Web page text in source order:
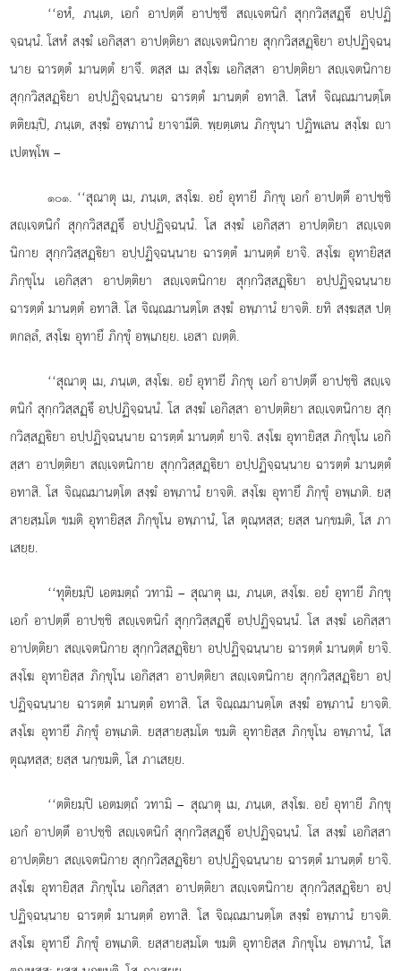
‘‘อหํ, ภนฺเต, เอกํ อาปตฺตึ อาปชฺชึ สฺเจตนิกํ สุกฺกวิสฺสฏฺึ อปฺปฏิ
จฺฉนฺนํ. โสหํ สงฺฆํ เอกิสฺสา อาปตฺติยา สฺเจตนิกาย สุกฺกวิสฺสฏฺิยา อปฺปฏิจฺฉนฺ
นาย ฉารตฺตํ มานตฺตํ ยาจึ. ตสฺส เม สงฺโฆ เอกิสฺสา อาปตฺติยา สฺเจตนิกาย
สุกฺกวิสฺสฏฺิยา อปฺปฏิจฺฉนฺนาย ฉารตฺตํ มานตฺตํ อทาสิ. โสหํ จิณฺณมานตฺโต
ตติยมฺปิ, ภนฺเต, สงฺฆํ อพฺภานํ ยาจามีติ. พฺยตฺเตน ภิกฺขุนา ปฏิพเลน สงฺโฆ า
เปตพฺโพ –
๑๐๑. ‘‘สุณาตุ เม, ภนฺเต, สงฺโฆ. อยํ อุทายี ภิกฺขุ เอกํ อาปตฺตึ อาปชฺชิ
สฺเจตนิกํ สุกฺกวิสฺสฏฺึ อปฺปฏิจฺฉนฺนํ. โส สงฺฆํ เอกิสฺสา อาปตฺติยา สฺเจต
นิกาย สุกฺกวิสฺสฏฺิยา อปฺปฏิจฺฉนฺนาย ฉารตฺตํ มานตฺตํ ยาจิ. สงฺโฆ อุทายิสฺส
ภิกฺขุโน เอกิสฺสา อาปตฺติยา สฺเจตนิกาย สุกฺกวิสฺสฏฺิยา อปฺปฏิจฺฉนฺนาย
ฉารตฺตํ มานตฺตํ อทาสิ. โส จิณฺณมานตฺโต สงฺฆํ อพฺภานํ ยาจติ. ยทิ สงฺฆสฺส ปตฺ
ตกลฺลํ, สงฺโฆ อุทายึ ภิกฺขุํ อพฺเภยฺย. เอสา ตฺติ.
‘‘สุณาตุ เม, ภนฺเต, สงฺโฆ. อยํ อุทายี ภิกฺขุ เอกํ อาปตฺตึ อาปชฺชิ สฺเจ
ตนิกํ สุกฺกวิสฺสฏฺึ อปฺปฏิจฺฉนฺนํ. โส สงฺฆํ เอกิสฺสา อาปตฺติยา สฺเจตนิกาย สุกฺ
กวิสฺสฏฺิยา อปฺปฏิจฺฉนฺนาย ฉารตฺตํ มานตฺตํ ยาจิ. สงฺโฆ อุทายิสฺส ภิกฺขุโน เอกิ
สฺสา อาปตฺติยา สฺเจตนิกาย สุกฺกวิสฺสฏฺิยา อปฺปฏิจฺฉนฺนาย ฉารตฺตํ มานตฺตํ
อทาสิ. โส จิณฺณมานตฺโต สงฺฆํ อพฺภานํ ยาจติ. สงฺโฆ อุทายึ ภิกฺขุํ อพฺเภติ. ยสฺ
สายสฺมโต ขมติ อุทายิสฺส ภิกฺขุโน อพฺภานํ, โส ตุณฺหสฺส; ยสฺส นกฺขมติ, โส ภา
เสยฺย.
‘‘ทุติยมฺปิ เอตมตฺถํ วทามิ – สุณาตุ เม, ภนฺเต, สงฺโฆ. อยํ อุทายี ภิกฺขุ
เอกํ อาปตฺตึ อาปชฺชิ สฺเจตนิกํ สุกฺกวิสฺสฏฺึ อปฺปฏิจฺฉนฺนํ. โส สงฺฆํ เอกิสฺสา
อาปตฺติยา สฺเจตนิกาย สุกฺกวิสฺสฏฺิยา อปฺปฏิจฺฉนฺนาย ฉารตฺตํ มานตฺตํ ยาจิ.
สงฺโฆ อุทายิสฺส ภิกฺขุโน เอกิสฺสา อาปตฺติยา สฺเจตนิกาย สุกฺกวิสฺสฏฺิยา อปฺ
ปฏิจฺฉนฺนาย ฉารตฺตํ มานตฺตํ อทาสิ. โส จิณฺณมานตฺโต สงฺฆํ อพฺภานํ ยาจติ.
สงฺโฆ อุทายึ ภิกฺขุํ อพฺเภติ. ยสฺสายสฺมโต ขมติ อุทายิสฺส ภิกฺขุโน อพฺภานํ, โส
ตุณฺหสฺส; ยสฺส นกฺขมติ, โส ภาเสยฺย.
‘‘ตติยมฺปิ เอตมตฺถํ วทามิ – สุณาตุ เม, ภนฺเต, สงฺโฆ. อยํ อุทายี ภิกฺขุ
เอกํ อาปตฺตึ อาปชฺชิ สฺเจตนิกํ สุกฺกวิสฺสฏฺึ อปฺปฏิจฺฉนฺนํ. โส สงฺฆํ เอกิสฺสา
อาปตฺติยา สฺเจตนิกาย สุกฺกวิสฺสฏฺิยา อปฺปฏิจฺฉนฺนาย ฉารตฺตํ มานตฺตํ ยาจิ.
สงฺโฆ อุทายิสฺส ภิกฺขุโน เอกิสฺสา อาปตฺติยา สฺเจตนิกาย สุกฺกวิสฺสฏฺิยา อปฺ
ปฏิจฺฉนฺนาย ฉารตฺตํ มานตฺตํ อทาสิ. โส จิณฺณมานตฺโตสงฺฆํ อพฺภานํ ยาจติ.
สงฺโฆ อุทายึ ภิกฺขุํ อพฺเภติ. ยสฺสายสฺมโต ขมติ อุทายิสฺส ภิกฺขุโน อพฺภานํ, โส